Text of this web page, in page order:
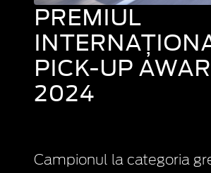
PREMIUL
PICK-UP
2024
Campionul la categoria